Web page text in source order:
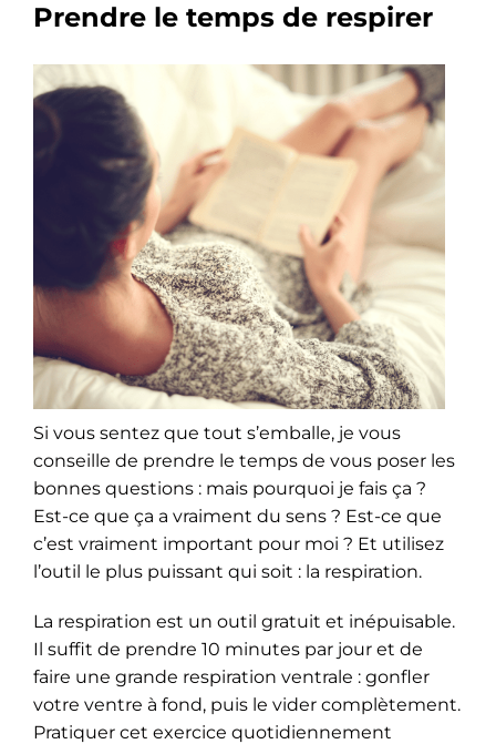
Prendre le temps de respirer
Si vous sentez que tout s’emballe, je vous
conseille de prendre le temps de vous poser les
bonnes questions : mais pourquoi je fais ça ?
Est-ce que ça a vraiment du sens ? Est-ce que
c’est vraiment important pour moi ? Et utilisez
l’outil le plus puissant qui soit : la respiration.
La respiration est un outil gratuit et inépuisable.
Il suffit de prendre 10 minutes par jour et de
faire une grande respiration ventrale : gonfler
votre ventre à fond, puis le vider complètement.
Pratiquer cet exercice quotidiennement